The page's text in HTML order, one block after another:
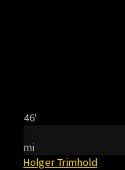
46'
mi
Holger Trimhold